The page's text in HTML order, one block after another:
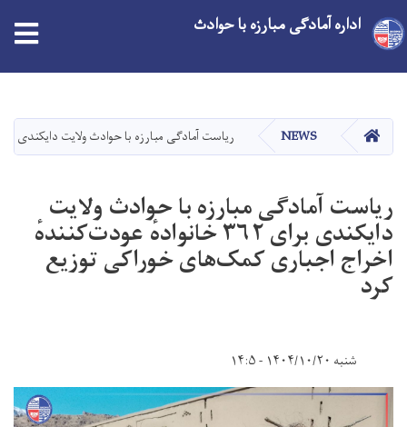
main
content
اداره آمادگی مبارزه با حوادث
HOME
NEWS ریاست آمادگی مبارزه با حوادث ولایت دایکندی برای ۳۶۲ خانوادهٔ عودت‌کنندهٔ اخراج‌ اجباری کمک‌های خوراکی
ریاست آمادگی مبارزه با حوادث ولایت
دایکندی برای ۳۶۲ خانوادهٔ عودت‌کنندهٔ
اخراج‌ اجباری کمک‌های خوراکی توزیع
کرد
شنبه ۱۴۰۴/۱۰/۲۰ - ۱۴:۵